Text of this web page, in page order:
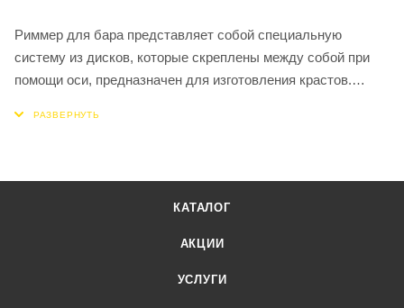
Риммер для бара представляет собой специальную
систему из дисков, которые скреплены между собой при
помощи оси, предназначен для изготовления крастов.
бокала для коктейля сначала окунают в воду или сок, а
после в необходимый ингредиент краста. Важно не
КАТАЛОГ
АКЦИИ
УСЛУГИ